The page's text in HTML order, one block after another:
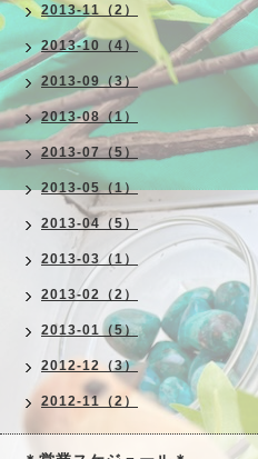
2013-11（2）
2013-10（4）
2013-09（3）
2013-08（1）
2013-07（5）
2013-05（1）
2013-04（5）
2013-03（1）
2013-02（2）
2013-01（5）
2012-12（3）
2012-11（2）